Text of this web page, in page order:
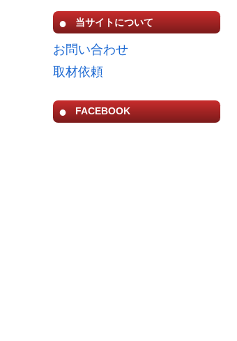
当サイトについて
お問い合わせ
取材依頼
FACEBOOK